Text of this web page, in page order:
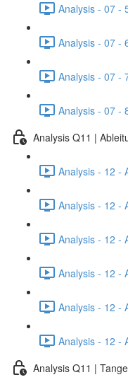
Analysis - 07 -
Analysis - 07 -
Analysis - 07 -
Analysis - 07 -
Analysis Q11 |
Analysis - 12 -
Analysis - 12 -
Analysis - 12 -
Analysis - 12 -
Analysis - 12 -
Analysis - 12 -
Analysis Q11 |